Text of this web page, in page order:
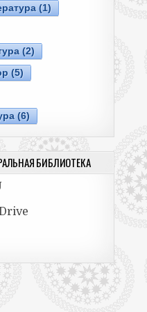
(1)
(2)
(5)
(6)
БИБЛИОТЕКА